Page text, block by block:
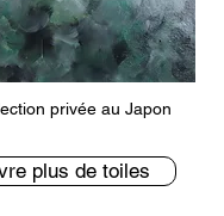
privée au Japon
plus de toiles